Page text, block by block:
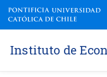
Instituto de